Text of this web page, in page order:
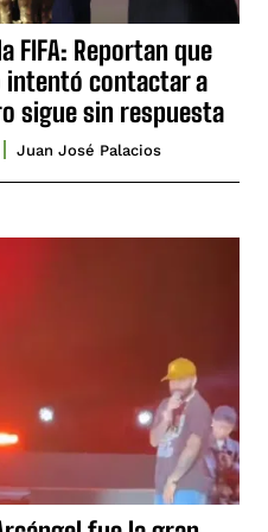
FIFA: Reportan que
contactar a
sigue sin respuesta
Juan José Palacios